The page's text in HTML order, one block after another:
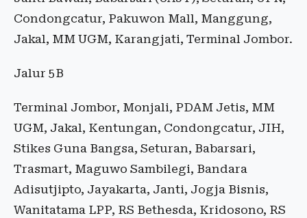
Condongcatur, Pakuwon Mall, Manggung,
Jakal, MM UGM, Karangjati, Terminal Jombor.
Jalur 5B
Terminal Jombor, Monjali, PDAM Jetis, MM
UGM, Jakal, Kentungan, Condongcatur, JIH,
Stikes Guna Bangsa, Seturan, Babarsari,
Trasmart, Maguwo Sambilegi, Bandara
Adisutjipto, Jayakarta, Janti, Jogja Bisnis,
Wanitatama LPP, RS Bethesda, Kridosono, RS